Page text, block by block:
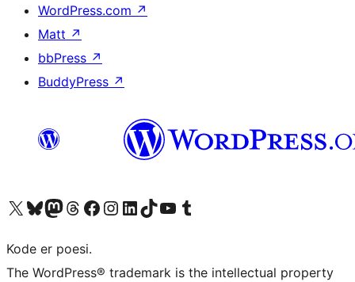
WordPress.com ↗
Matt ↗
bbPress ↗
BuddyPress ↗
Besøk vår konto på X Visit our Bluesky account
Besøk vår Mastodon-konto
Visit our Threads account
Besøk vår Facebook-sideBesøk vår Instagram-konto
Besøk vår LinkedIn-konto
Visit our TikTok account
Visit our YouTube channel
Visit our Tumblr account
Kode er poesi.
The WordPress® trademark is the intellectual property